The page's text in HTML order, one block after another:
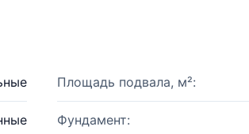
Площадь подвала, м²:
Фундамент: